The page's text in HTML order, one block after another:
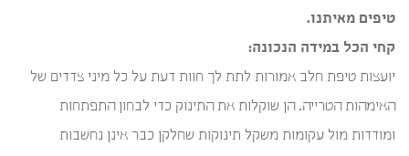
טיפים מאיתנו.
קחי הכל במידה הנכונה:
יועצות טיפת חלב אמורות לתת לך חוות דעת על כל מיני צדדים של
האימהות הטרייה. הן שוקלות את התינוק כדי לבחון התפתחות
ומודדות מול עקומות משקל תינוקות שחלקן כבר אינן נחשבות